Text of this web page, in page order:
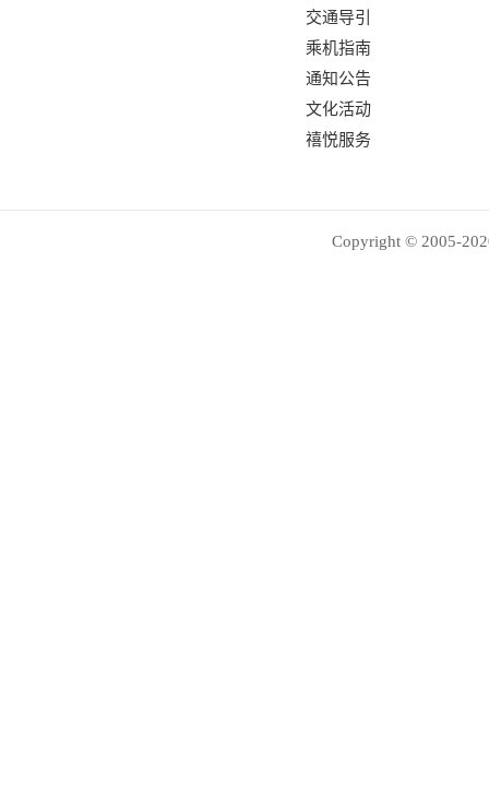
交通导引
乘机指南
通知公告
文化活动
禧悦服务
Copyright © 2005-